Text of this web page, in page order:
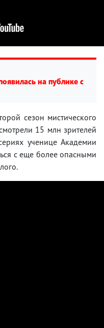
на публике с
сезон мистического
15 млн зрителей
ученице Академии
с еще более опасными